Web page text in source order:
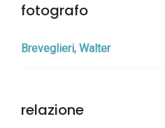
fotografo
Breveglieri, Walter
relazione